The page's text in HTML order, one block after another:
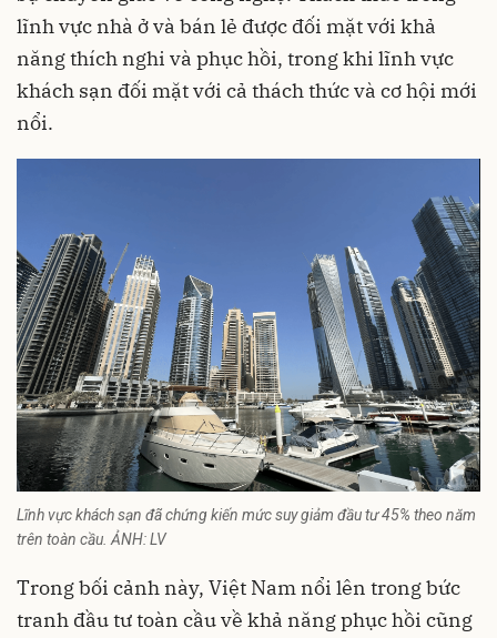
lĩnh vực nhà ở và bán lẻ được đối mặt với khả
năng thích nghi và phục hồi, trong khi lĩnh vực
khách sạn đối mặt với cả thách thức và cơ hội mới
nổi.
Lĩnh vực khách sạn đã chứng kiến mức suy giảm đầu tư 45% theo năm
trên toàn cầu. ẢNH: LV
Trong bối cảnh này, Việt Nam nổi lên trong bức
tranh đầu tư toàn cầu về khả năng phục hồi cũng